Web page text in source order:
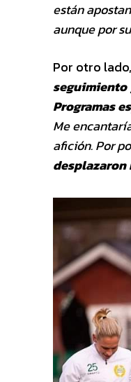
están
aunque por
Por otro
Programas
Me
afición. Por
desplazaron